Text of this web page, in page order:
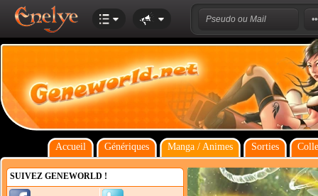
Accueil Génériques Manga / Animes Sorties
SUIVEZ GENEWORLD !